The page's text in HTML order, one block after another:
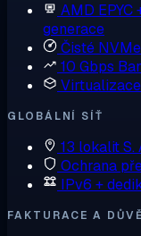
AMD EPYC
generace
Čisté
10 Gbps
GLOBÁLNÍ SÍŤ
13 lokalitS.
Ochrana
IPv6 +
FAKTURACE A